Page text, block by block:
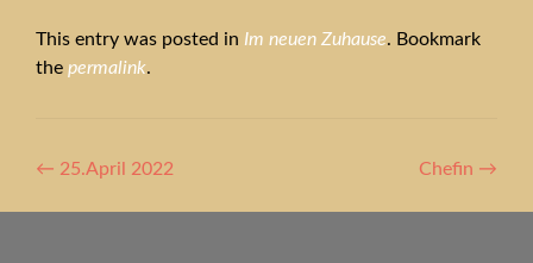
This entry was posted in Im neuen Zuhause. Bookmark
the permalink.
Artikel-
Navigation
← 25.April 2022 Chefin →